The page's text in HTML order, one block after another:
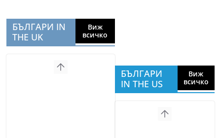
БЪЛГАРИ IN
THE UK
Виж
всичко
БЪЛГАРИ
IN THE US
Виж
всичко